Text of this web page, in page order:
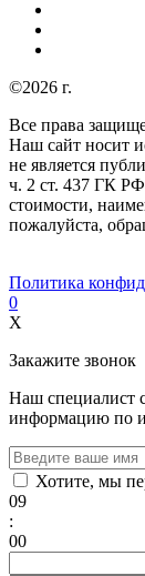
©2026 г.
Все права
Наш сайт носит
не является
ч. 2 ст. 437 ГК
стоимости,
пожалуйста,
Политика
0
X
Закажите звонок
Наш специалист
информацию по
Хотите, мы
09
:
00